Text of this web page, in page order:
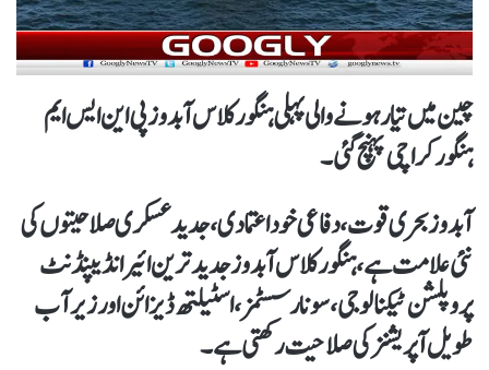
چین میں تیار ہونے والی پہلی ہنگور کلاس آبدوز پی این ایس ایم
ہنگور کراچی پہنچ گئی۔
آبدوز بحری قوت، دفاعی خود اعتمادی، جدید عسکری صلاحیتوں کی
نئی علامت ہے، ہنگور کلاس آبدوز جدید ترین ائیر انڈیپنڈنٹ
پروپلشن ٹیکنالوجی، سونار سسٹمز، اسٹیلتھ ڈیزائن اور زیر آب
طویل آپریشنز کی صلاحیت رکھتی ہے۔